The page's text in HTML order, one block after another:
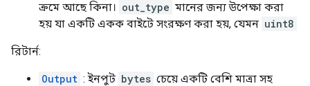
ক্রমে আছে কিনা। out_type মানের জন্য উপেক্ষা করা
হয় যা একটি একক বাইটে সংরক্ষণ করা হয়, যেমন uint8
রিটার্ন:
Output : ইনপুট bytes চেয়ে একটি বেশি মাত্রা সহ